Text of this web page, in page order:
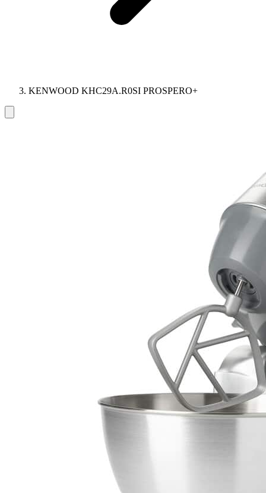
KENWOOD KHC29A.R0SI PROSPERO+